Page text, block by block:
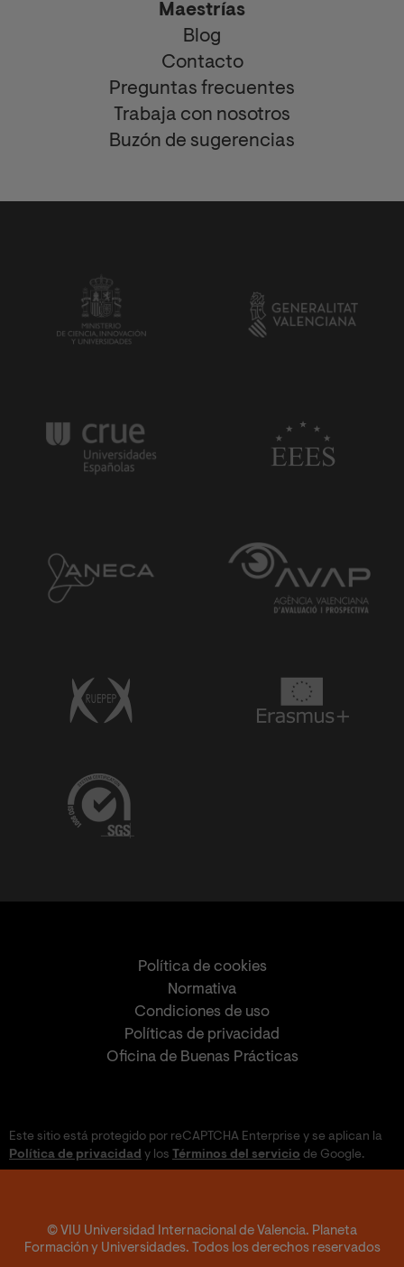
Maestrías
Blog
Contacto
Preguntas frecuentes
Trabaja con nosotros
Buzón de sugerencias
Política de cookies
Normativa
Condiciones de uso
Políticas de privacidad
Oficina de Buenas Prácticas
Este sitio está protegido por reCAPTCHA Enterprise y se aplican la
Política de privacidad y los Términos del servicio de Google.
© VIU Universidad Internacional de Valencia. Planeta
Formación y Universidades. Todos los derechos reservados